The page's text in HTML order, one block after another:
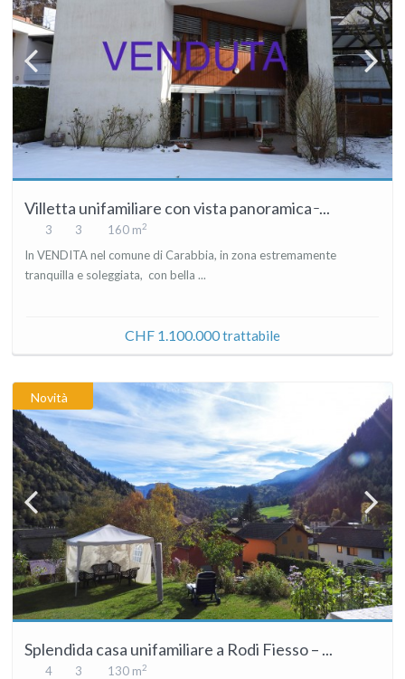
Villetta unifamiliare con vista panoramica ̵ ...
3 3 160 m2
In VENDITA nel comune di Carabbia, in zona estremamente
tranquilla e soleggiata, con bella ...
CHF 1.100.000trattabile
Novità
Splendida casa unifamiliare a Rodi Fiesso – ...
4 3 130 m2